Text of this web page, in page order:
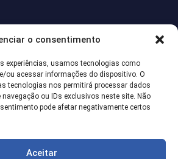
o consentimento
experiências, usamos tecnologias como
ou acessar informações do dispositivo. O
tecnologias nos permitirá processar dados
ou IDs exclusivos neste site. Não
pode afetar negativamente certos
Aceitar